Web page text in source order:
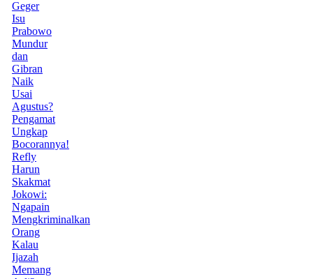
Geger
Isu
Prabowo
Mundur
dan
Gibran
Naik
Usai
Agustus?
Pengamat
Ungkap
Bocorannya!
Refly
Harun
Skakmat
Jokowi:
Ngapain
Mengkriminalkan
Orang
Kalau
Ijazah
Memang